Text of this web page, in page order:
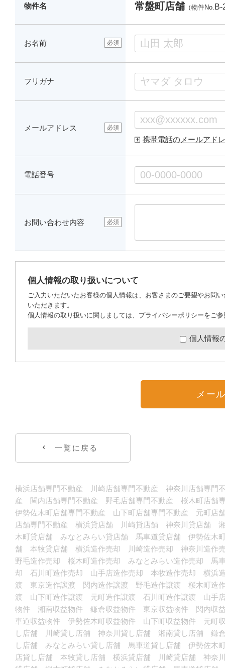
物件名 常盤町店舗 （物件No. B-
お名前 必須
フリガナ
メールアドレス 必須
携帯電話のメールアド
電話番号
お問い合わせ内容 必須
個人情報の取り扱いについて
ご入力いただいたお客様の個人情報は、お客さまのご要望やお問
いただきます。
個人情報の取り扱いに関しましては、 プライバシーポリシーをご
個人情報
メー
一覧に戻る
横浜店舗専門不動産 川崎店舗専門不動産 神奈川店舗専門
産 関内店舗専門不動産 野毛店舗専門不動産 桜木町店舗
伊勢佐木町店舗専門不動産 山下町店舗専門不動産 元町
店舗専門不動産 横浜貸店舗 川崎貸店舗 神奈川貸店舗
木町貸店舗 みなとみらい貸店舗 馬車道貸店舗 伊勢佐
舗 本牧貸店舗 横浜造作売却 川崎造作売却 神奈川造
野毛造作売却 桜木町造作売却 みなとみらい造作売却 馬
却 石川町造作売却 山手店造作売却 本牧造作売却 横浜
渡 東京造作譲渡 関内造作譲渡 野毛造作譲渡 桜木町造
渡 山下町造作譲渡 元町造作譲渡 石川町造作譲渡 山手
物件 湘南収益物件 鎌倉収益物件 東京収益物件 関内収
車道収益物件 伊勢佐木町収益物件 山下町収益物件 元
し店舗 川崎貸し店舗 神奈川貸し店舗 湘南貸し店舗 鎌
し店舗 みなとみらい貸し店舗 馬車道貸し店舗 伊勢佐
店貸し店舗 本牧貸し店舗 横浜貸店舗 川崎貸店舗 神